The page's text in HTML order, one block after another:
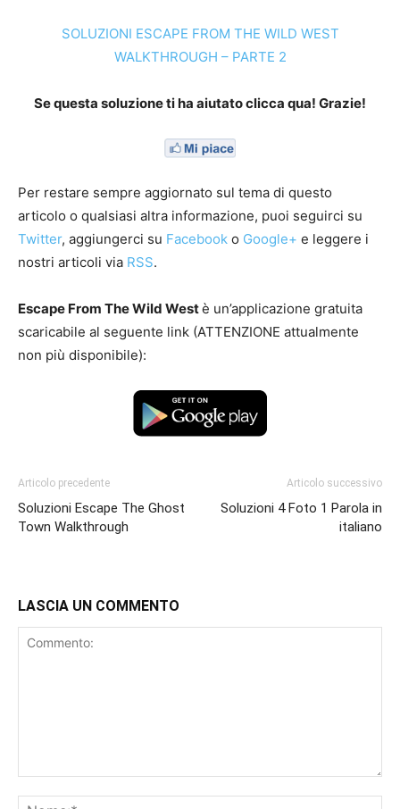
SOLUZIONI ESCAPE FROM THE WILD WEST
WALKTHROUGH – PARTE 2
Se questa soluzione ti ha aiutato clicca qua! Grazie!
Per restare sempre aggiornato sul tema di questo
articolo o qualsiasi altra informazione, puoi seguirci su
Twitter, aggiungerci su Facebook o Google+ e leggere i
nostri articoli via RSS.
Escape From The Wild Westè un’applicazione gratuita
scaricabile al seguente link (ATTENZIONE attualmente
non più disponibile):
Articolo precedente
Soluzioni Escape The Ghost
Town Walkthrough
Articolo successivo
Soluzioni 4 Foto 1 Parola in
italiano
LASCIA UN COMMENTO